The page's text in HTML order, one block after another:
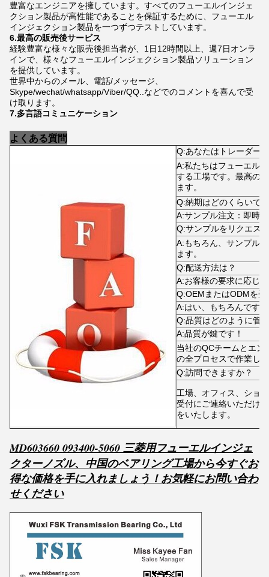
豊富なエンジニアを擁しています。すべてのフューエルインジェ
クション製品が高性能であることを保証するために、フューエル
インジェクション製品を一つずつテストしています。
6.最高の販売後サービス
経験豊富な様々な販売後担当者が、1日12時間以上、週7日オンラ
インで、様々なフューエルインジェクション製品ソリューション
を提供しています。
世界中からのメール、電話/メッセージ、
Skype/wechat/whatsapp/Viber/QQ..などでのコメントを喜んで受
け取ります。
7.多言語コミュニケーション
よくある質問
Q:あなたはトレーダー
A:私たちはフューエル
する工場です。最高の
ます。
Q:納期はどのくらいで
A:サンプル注文：即時
Q:サンプルをリクエス
A:もちろん、サンプル
ます。
Q:配送方法は？
A:お客様の要求に応じ
Q:OEMまたはODMを
A:はい、もちろんです
Q:品質はどのように管
A:品質が鍵です！
当社のQCチームとエン
の全プロセスで作業し
Q:訪問できますか？
工場、オフィス、ショ
受付にご連絡いただけ
をいたします。
MD603660 093400-5060 三菱用フューエルインジェ
クターノズル、 中国のベアリング工場から今すぐお
得な価格を手に入れましょう！ お気軽にお問い合わ
せください